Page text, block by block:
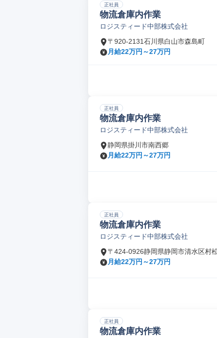
正社員
物流倉庫内作業
ロジスティード中部株式会社
〒920-2131石川県白山市森島町
月給22万円～27万円
正社員
物流倉庫内作業
ロジスティード中部株式会社
静岡県掛川市南西郷
月給22万円～27万円
正社員
物流倉庫内作業
ロジスティード中部株式会社
〒424-0926静岡県静岡市清水区村
月給22万円～27万円
正社員
物流倉庫内作業